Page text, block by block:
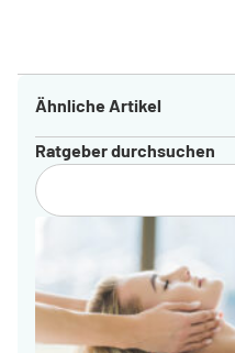
Ähnliche Artikel
Ratgeber durchsuchen